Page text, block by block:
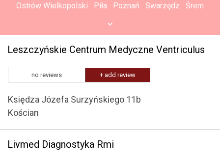
Ostrów Wielkopolski
Piła Poznań Swarzędz Śrem
Leszczyńskie Centrum Medyczne Ventriculus
no reviews + add review
Księdza Józefa Surzyńskiego 11b
Kościan
Livmed Diagnostyka Rmi